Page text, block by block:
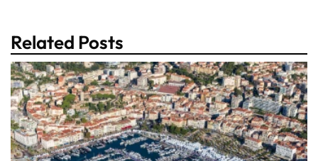
Related Posts